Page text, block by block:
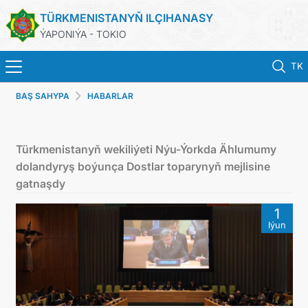
TÜRKMENISTANYŇ ILÇIHANASY
ÝAPONIÝA - TOKIO
TK
BAŞ SAHYPA
TÜRKMENISTAN
DIM
ARAGATNAŞYK
BAŞ SAHYPA HABARLAR
Türkmenistanyň wekiliýeti Nýu-Ýorkda Ählumumy
dolandyryş boýunça Dostlar toparynyň mejlisine
gatnaşdy
1
Iýun